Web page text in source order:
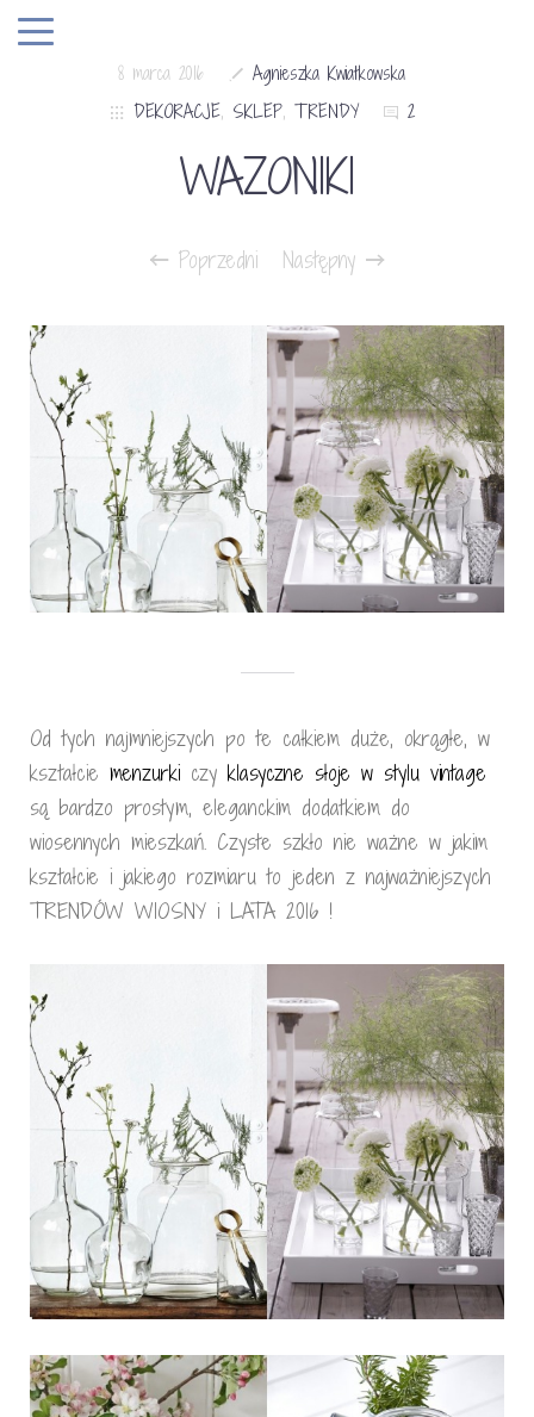
8 marca 2016
Agnieszka Kwiatkowska
DEKORACJE, SKLEP, TRENDY 2
WAZONIKI
Poprzedni Następny
Od tych najmniejszych po te całkiem duże, okrągłe, w
kształcie menzurki czy klasyczne słoje w stylu vintage
są bardzo prostym, eleganckim dodatkiem do
wiosennych mieszkań. Czyste szkło nie ważne w jakim
kształcie i jakiego rozmiaru to jeden z najważniejszych
TRENDÓW WIOSNY i LATA 2016 !